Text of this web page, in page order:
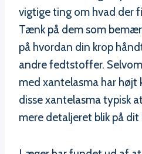
vigtige ting om hvad der
Tænk på dem som
på hvordan din krop
andre fedtstoffer.
med xantelasma har højt
disse xantelasma typisk
mere detaljeret blik på